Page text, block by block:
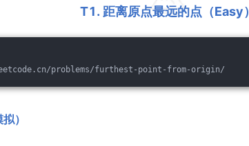
T1. 距离原点最远的点（Easy）
problems/furthest-point-from-origin/
）